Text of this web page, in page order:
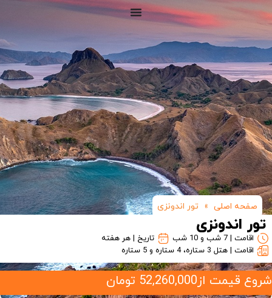
صفحه اصلی » تور اندونزی
تور اندونزی
اقامت | 7 شب و 10 شب
تاریخ | هر هفته
اقامت | هتل 3 ستاره، 4 ستاره و 5 ستاره
شروع قیمت از52,260,000 تومان